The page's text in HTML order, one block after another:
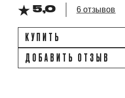
5,0
6 отзывов
КУПИТЬ
ДОБАВИТЬ ОТЗЫВ